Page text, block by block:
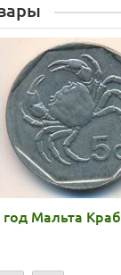
год Мальта Краб